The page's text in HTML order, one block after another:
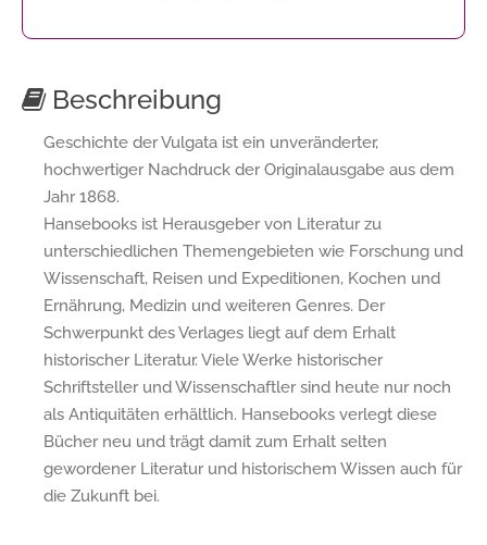
Beschreibung
Geschichte der Vulgata ist ein unveränderter,
hochwertiger Nachdruck der Originalausgabe aus dem
Jahr 1868.
Hansebooks ist Herausgeber von Literatur zu
unterschiedlichen Themengebieten wie Forschung und
Wissenschaft, Reisen und Expeditionen, Kochen und
Ernährung, Medizin und weiteren Genres. Der
Schwerpunkt des Verlages liegt auf dem Erhalt
historischer Literatur. Viele Werke historischer
Schriftsteller und Wissenschaftler sind heute nur noch
als Antiquitäten erhältlich. Hansebooks verlegt diese
Bücher neu und trägt damit zum Erhalt selten
gewordener Literatur und historischem Wissen auch für
die Zukunft bei.